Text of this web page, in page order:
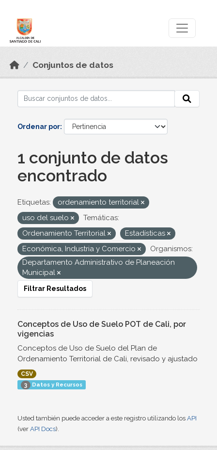
Conjuntos de datos
Ordenar por
1 conjunto de datos
encontrado
Etiquetas:
ordenamiento territorial
uso del suelo
Temáticas:
Ordenamiento Territorial
Estadísticas
Económica, Industria y Comercio
Organismos:
Departamento Administrativo de Planeación
Municipal
Filtrar Resultados
Conceptos de Uso de Suelo POT de Cali, por
vigencias
Conceptos de Uso de Suelo del Plan de
Ordenamiento Territorial de Cali, revisado y ajustado
CSV
3 Datos y Recursos
Usted también puede acceder a este registro utilizando los API
(ver API Docs).